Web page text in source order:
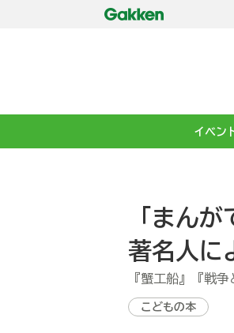
イベン
「まん
著名人に
『蟹工船』『戦
こどもの本